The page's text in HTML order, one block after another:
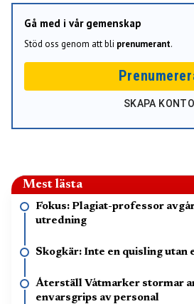
Gå med i vår gemenskap
Stöd oss genom att bli prenumerant.
SKAPA KONTO
Mest lästa
Fokus: Plagiat-professor
utredning
Skogkär: Inte en quisling utan
Återställ Våtmarker stormar
envarsgrips av personal